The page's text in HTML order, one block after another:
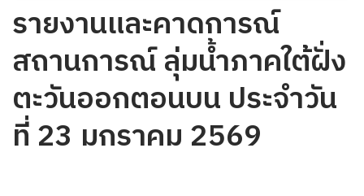
รายงานและคาดการณ์
สถานการณ์ ลุ่มน้ำภาคใต้ฝั่ง
ตะวันออกตอนบน ประจำวัน
ที่ 23 มกราคม 2569